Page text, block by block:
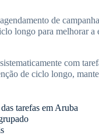
de
longo para melhorar a
com
de ciclo longo,
tarefas em Aruba